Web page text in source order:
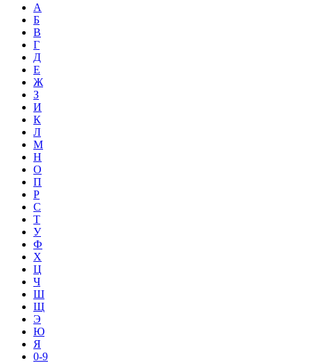
А
Б
В
Г
Д
Е
Ж
З
И
К
Л
М
Н
О
П
Р
С
Т
У
Ф
Х
Ц
Ч
Ш
Щ
Э
Ю
Я
0-9